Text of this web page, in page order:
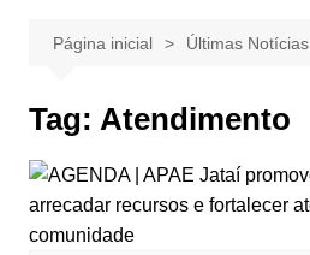
Página inicial Últimas Notícias
Tag: Atendimento